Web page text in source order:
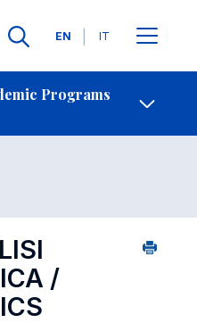
Languages
EN IT
Programs
Contact Us
2012
/